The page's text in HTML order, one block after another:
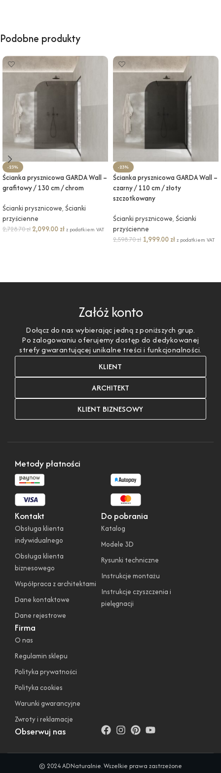
Podobne produkty
-23%
Ścianka prysznicowa GARDA Wall –
grafitowy / 130 cm / chrom
Ścianki prysznicowe, Ścianki
przyścienne
2,728.70zł 2,099.00 złz podatkiem VAT
-23%
Ścianka prysznicowa GARDA Wall –
czarny / 110 cm / złoty
szczotkowany
Ścianki prysznicowe, Ścianki
przyścienne
2,598.70zł 1,999.00 złz podatkiem VAT
Załóż konto
Dołącz do nas wybierając jedną z poniższych grup.
Po zalogowaniu oferujemy dostęp do dedykowanej
strefy gwarantującej unikalne treści i funkcjonalności.
KLIENT
ARCHITEKT
KLIENT BIZNESOWY
Firma
O nas
Regulamin sklepu
Polityka prywatności
Polityka cookies
Warunki gwarancyjne
Zwroty i reklamacje
Kontakt
Obsługa klienta
indywidualnego
Obsługa klienta
biznesowego
Współpraca z architektami
Dane kontaktowe
Dane rejestrowe
Do pobrania
Katalog
Modele 3D
Rysunki techniczne
Instrukcje montażu
Instrukcje czyszczenia i
pielęgnacji
Metody płatności
Obserwuj nas
© 2024 ADNaturalnie. Wszelkie prawa zastrzeżone